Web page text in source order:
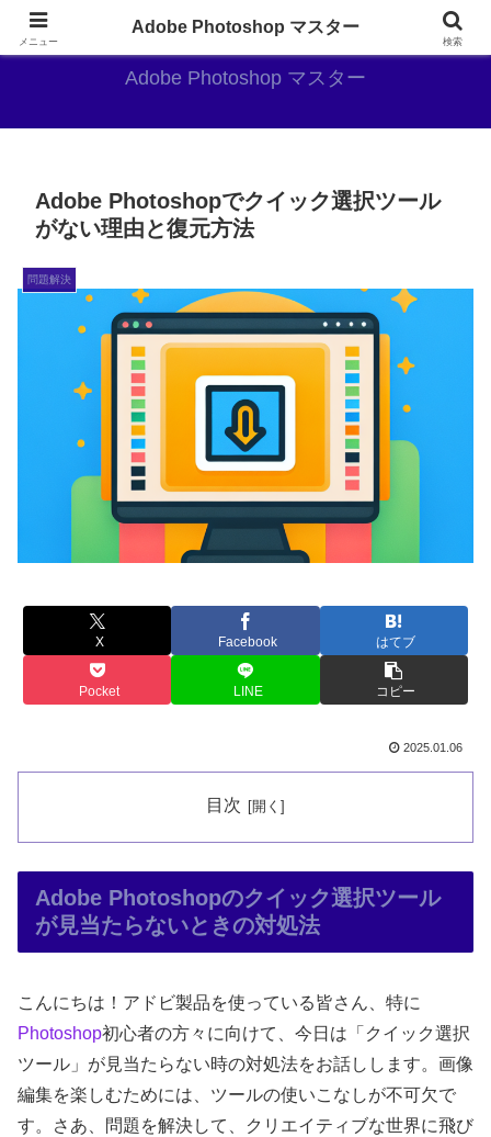
AdobePhotoshopがやっぱり最強
Adobe Photoshop マスター
Adobe Photoshopでクイック選択ツール
がない理由と復元方法
問題解決
X Facebook はてブ
Pocket LINE コピー
2025.01.06
目次
Adobe Photoshopのクイック選択ツール
が見当たらないときの対処法
こんにちは！アドビ製品を使っている皆さん、特に
Photoshop初心者の方々に向けて、今日は「クイック選択
ツール」が見当たらない時の対処法をお話しします。画像
編集を楽しむためには、ツールの使いこなしが不可欠で
す。さあ、問題を解決して、クリエイティブな世界に飛び
メニュー
Adobe Photoshop マスター
検索